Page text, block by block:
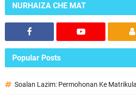
NURHAIZA CHE MAT
Popular Posts
Soalan Lazim: Permohonan Ke